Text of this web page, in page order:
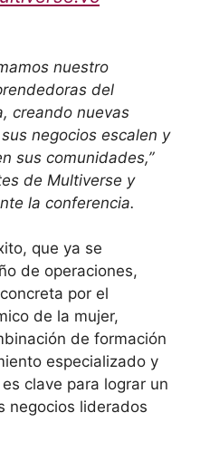
nuestro
del
creando nuevas
negocios escalen y
sus comunidades,”
de Multiverse y
la conferencia.
que ya se
de operaciones,
por el
de la mujer,
de formación
especializado y
clave para lograr un
negocios liderados